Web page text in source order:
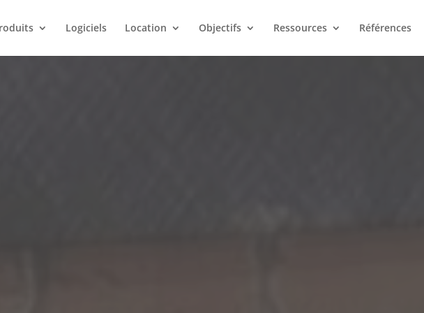
Logiciels Location Objectifs Ressources Références